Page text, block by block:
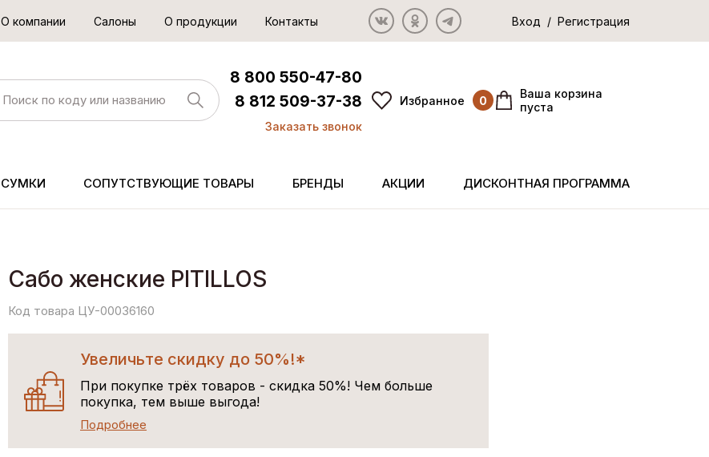
О компании Салоны О продукции Контакты Вход / Регистрация
8 800 550-47-80
8 812 509-37-38
Заказать звонок
Избранное 0
Ваша корзина
пуста
СУМКИ СОПУТСТВУЮЩИЕ ТОВАРЫ БРЕНДЫ АКЦИИ ДИСКОНТНАЯ ПРОГРАММА
Сабо женские PITILLOS
Код товара ЦУ-00036160
Увеличьте скидку до 50%!*
При покупке трёх товаров - скидка 50%! Чем больше
покупка, тем выше выгода!
Подробнее